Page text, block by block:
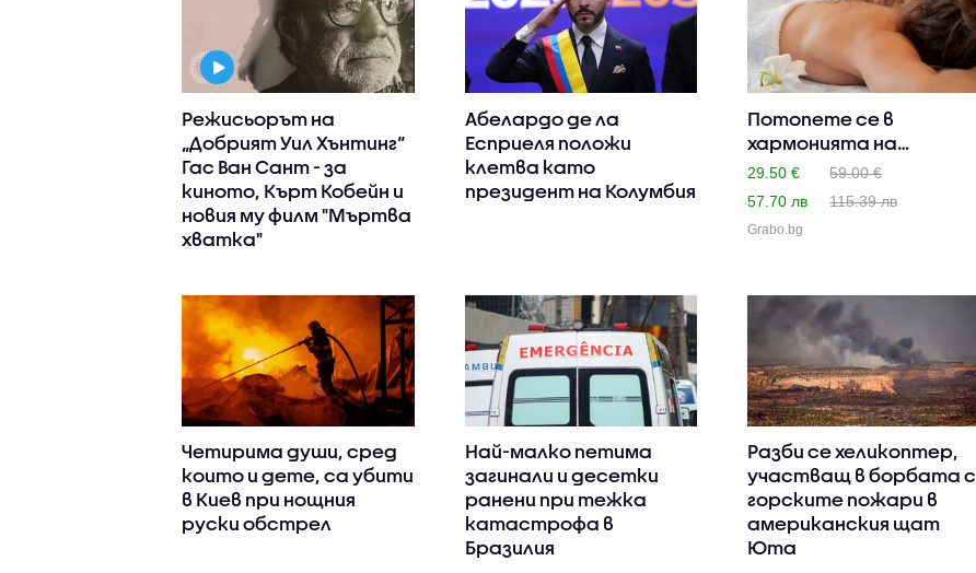
Режисьорът на
„Добрият Уил Хънтинг“
Гас Ван Сант - за
киното, Кърт Кобейн и
новия му филм "Мъртва
хватка"
Абелардо де ла
Есприеля положи
клетва като
президент на Колумбия
Потопете се в
хармонията на
различни масажни..
29.50 €
59.00 €
57.70 лв
115.39 лв
Grabo.bg
Четирима души, сред
които и дете, са убити
в Киев при нощния
руски обстрел
Най-малко петима
загинали и десетки
ранени при тежка
катастрофа в
Бразилия
Разби се хеликоптер,
участващ в борбата с
горските пожари в
американския щат
Юта